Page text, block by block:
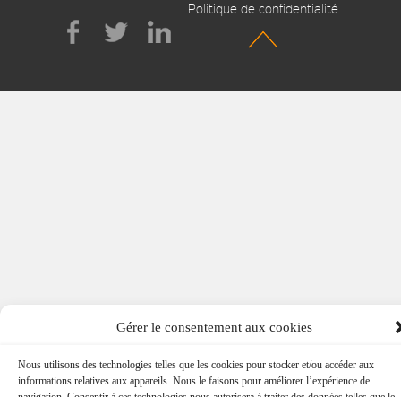
Gérer le consentement aux cookies
Nous utilisons des technologies telles que les cookies pour stocker et/ou accéder aux
informations relatives aux appareils. Nous le faisons pour améliorer l’expérience de
Politique de confidentialité